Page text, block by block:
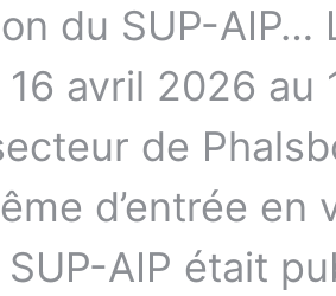
du SUP-
avril 2026 au
de
d’entrée en
SUP-AIP était